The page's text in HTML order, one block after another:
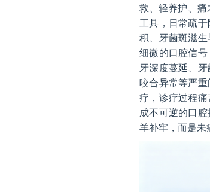
救、轻养护、
工具，日常疏
积、牙菌斑滋
细微的口腔信
牙深度蔓延、
咬合异常等严
疗，诊疗过程
成不可逆的口
羊补牢，而是未